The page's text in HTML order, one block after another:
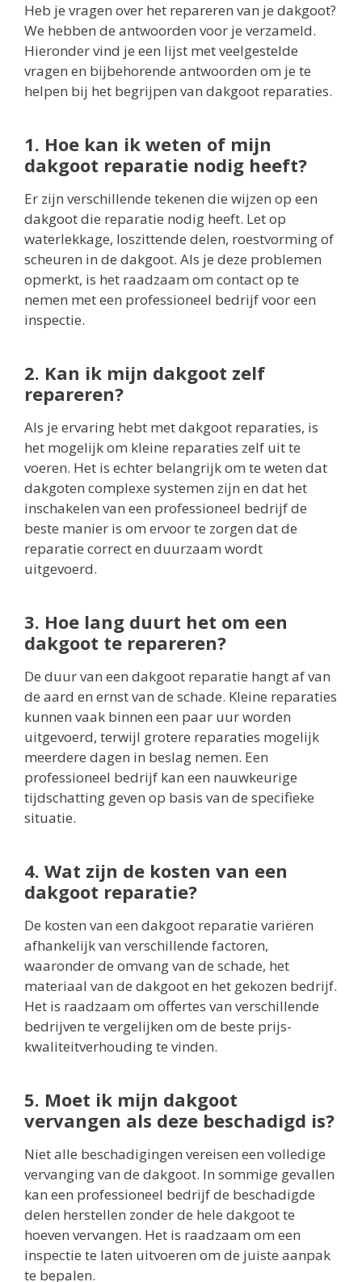
Heb je vragen over het repareren van je dakgoot?
We hebben de antwoorden voor je verzameld.
Hieronder vind je een lijst met veelgestelde
vragen en bijbehorende antwoorden om je te
helpen bij het begrijpen van dakgoot reparaties.
1. Hoe kan ik weten of mijn
dakgoot reparatie nodig heeft?
Er zijn verschillende tekenen die wijzen op een
dakgoot die reparatie nodig heeft. Let op
waterlekkage, loszittende delen, roestvorming of
scheuren in de dakgoot. Als je deze problemen
opmerkt, is het raadzaam om contact op te
nemen met een professioneel bedrijf voor een
inspectie.
2. Kan ik mijn dakgoot zelf
repareren?
Als je ervaring hebt met dakgoot reparaties, is
het mogelijk om kleine reparaties zelf uit te
voeren. Het is echter belangrijk om te weten dat
dakgoten complexe systemen zijn en dat het
inschakelen van een professioneel bedrijf de
beste manier is om ervoor te zorgen dat de
reparatie correct en duurzaam wordt
uitgevoerd.
3. Hoe lang duurt het om een
dakgoot te repareren?
De duur van een dakgoot reparatie hangt af van
de aard en ernst van de schade. Kleine reparaties
kunnen vaak binnen een paar uur worden
uitgevoerd, terwijl grotere reparaties mogelijk
meerdere dagen in beslag nemen. Een
professioneel bedrijf kan een nauwkeurige
tijdschatting geven op basis van de specifieke
situatie.
4. Wat zijn de kosten van een
dakgoot reparatie?
De kosten van een dakgoot reparatie variëren
afhankelijk van verschillende factoren,
waaronder de omvang van de schade, het
materiaal van de dakgoot en het gekozen bedrijf.
Het is raadzaam om offertes van verschillende
bedrijven te vergelijken om de beste prijs-
kwaliteitverhouding te vinden.
5. Moet ik mijn dakgoot
vervangen als deze beschadigd is?
Niet alle beschadigingen vereisen een volledige
vervanging van de dakgoot. In sommige gevallen
kan een professioneel bedrijf de beschadigde
delen herstellen zonder de hele dakgoot te
hoeven vervangen. Het is raadzaam om een
inspectie te laten uitvoeren om de juiste aanpak
te bepalen.